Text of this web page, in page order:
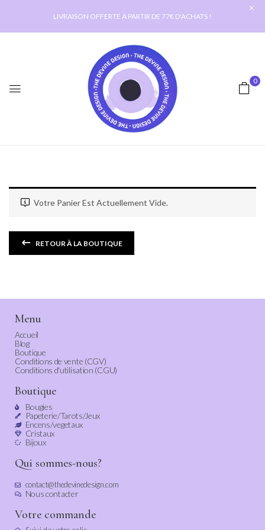
LIVRAISON OFFERTE À PARTIR DE 77€ D'ACHATS !
0
Votre Panier Est Actuellement Vide.
RETOUR À LA BOUTIQUE
Menu
Accueil
Blog
Boutique
Conditions de vente (CGV)
Conditions d'utilisation (CGU)
Boutique
Bougies
Papeterie/Tarots/Jeux
Encens/vegetaux
Cristaux
Bijoux
Qui sommes-nous?
contact@thedevinedesign.com
Nous contacter
Votre commande